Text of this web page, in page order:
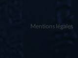
Mentions légales